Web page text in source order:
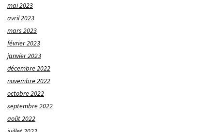
mai 2023
avril 2023
mars 2023
février 2023
janvier 2023
décembre 2022
novembre 2022
octobre 2022
septembre 2022
août 2022